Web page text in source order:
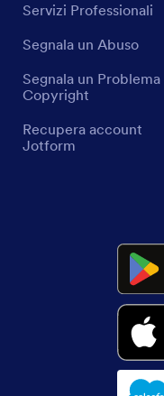
Servizi Professionali
Segnala un Abuso
Segnala un Problema
Copyright
Recupera account
Jotform